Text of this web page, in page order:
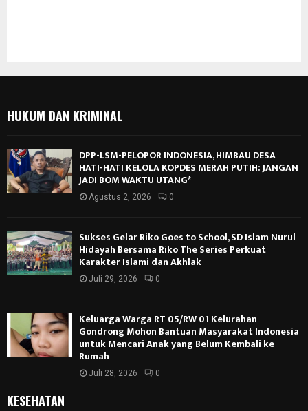
HUKUM DAN KRIMINAL
DPP-LSM-PELOPOR INDONESIA, HIMBAU DESA
HATI-HATI KELOLA KOPDES MERAH PUTIH: JANGAN
JADI BOM WAKTU UTANG*
Agustus 2, 2026 0
Sukses Gelar Riko Goes to School, SD Islam Nurul
Hidayah Bersama Riko The Series Perkuat
Karakter Islami dan Akhlak
Juli 29, 2026 0
Keluarga Warga RT 05/RW 01 Kelurahan
Gondrong Mohon Bantuan Masyarakat Indonesia
untuk Mencari Anak yang Belum Kembali ke
Rumah
Juli 28, 2026 0
KESEHATAN